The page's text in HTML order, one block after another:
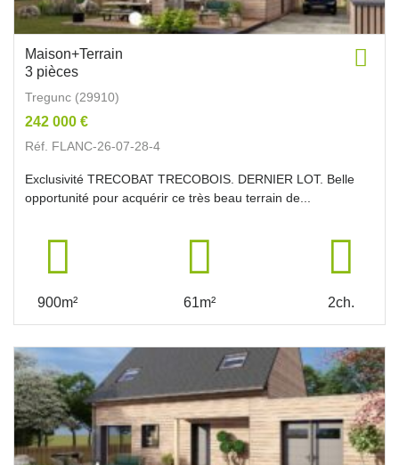
Maison+Terrain
3 pièces
Tregunc (29910)
242 000 €
Réf. FLANC-26-07-28-4
Exclusivité TRECOBAT TRECOBOIS. DERNIER LOT. Belle
opportunité pour acquérir ce très beau terrain de...
900m² 61m² 2ch.